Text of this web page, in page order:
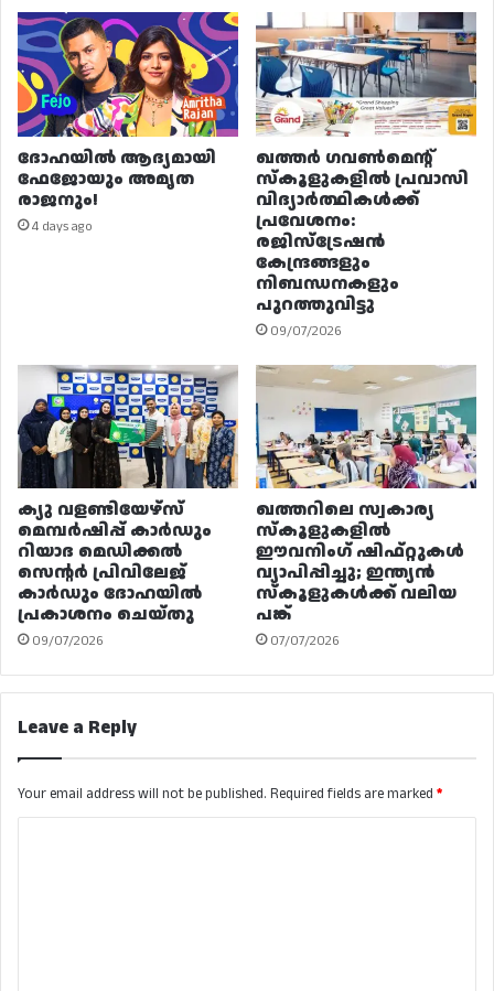
ദോഹയിൽ ആദ്യമായി
ഫേജോയും അമൃത
രാജനും!
4 days ago
ഖത്തർ ഗവൺമെന്റ്
സ്കൂളുകളിൽ പ്രവാസി
വിദ്യാർത്ഥികൾക്ക്
പ്രവേശനം:
രജിസ്ട്രേഷൻ
കേന്ദ്രങ്ങളും
നിബന്ധനകളും
പുറത്തുവിട്ടു
09/07/2026
ക്യു വളണ്ടിയേഴ്‌സ്
മെമ്പർഷിപ്പ് കാർഡും
റിയാദ മെഡിക്കൽ
സെന്റർ പ്രിവിലേജ്
കാർഡും ദോഹയിൽ
പ്രകാശനം ചെയ്തു
09/07/2026
ഖത്തറിലെ സ്വകാര്യ
സ്കൂളുകളിൽ
ഈവനിംഗ് ഷിഫ്റ്റുകൾ
വ്യാപിപ്പിച്ചു; ഇന്ത്യൻ
സ്കൂളുകൾക്ക് വലിയ
പങ്ക്
07/07/2026
Leave a Reply
Your email address will not be published. Required fields are marked *